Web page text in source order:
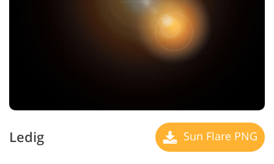
Ledig Sun Flare PNG